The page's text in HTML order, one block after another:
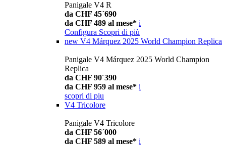
Panigale V4 R
da CHF 45´690
da CHF 489 al mese* i
Configura Scopri di più
new V4 Márquez 2025 World Champion Replica
Panigale V4 Márquez 2025 World Champion
Replica
da CHF 90´390
da CHF 959 al mese* i
scopri di piu
V4 Tricolore
Panigale V4 Tricolore
da CHF 56´000
da CHF 589 al mese* i